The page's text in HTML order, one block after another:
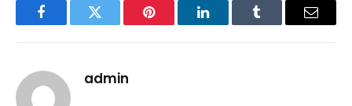
FacebookTwitter Pinterest LinkedInTumblr Email
admin